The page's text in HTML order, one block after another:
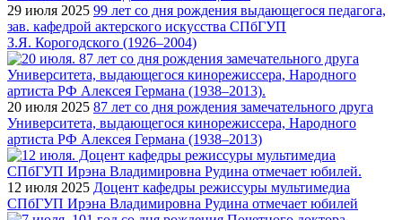
29 июля 2025 99 лет со дня рождения выдающегося педагога,
зав. кафедрой актерского искусства СПбГУП
З.Я. Корогодского (1926–2004)
20 июля 2025 87 лет со дня рождения замечательного друга
Университета, выдающегося кинорежиссера, Народного
артиста РФ Алексея Германа (1938–2013)
12 июля 2025 Доцент кафедры режиссуры мультимедиа
СПбГУП Ирэна Владимировна Рудина отмечает юбилей